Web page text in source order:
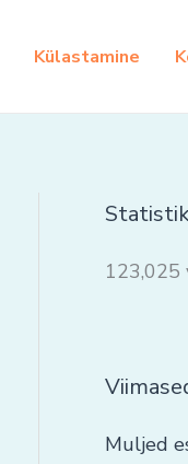
Külastamine
123,025
Muljed